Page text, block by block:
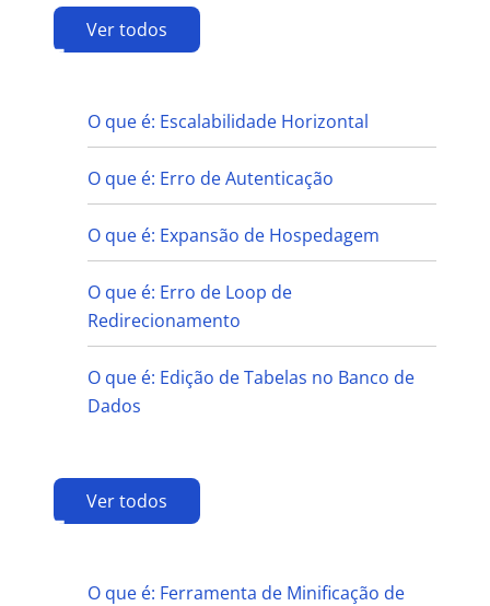
Ver todos
E
O que é: Escalabilidade Horizontal
O que é: Erro de Autenticação
O que é: Expansão de Hospedagem
O que é: Erro de Loop de
Redirecionamento
O que é: Edição de Tabelas no Banco de
Dados
Ver todos
F
O que é: Ferramenta de Minificação de